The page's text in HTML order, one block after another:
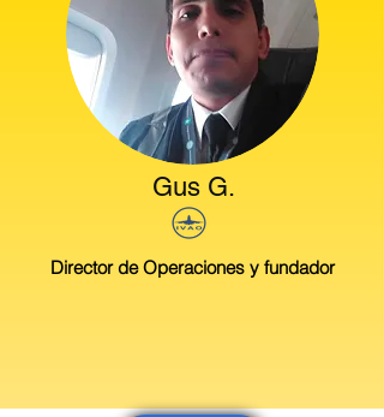
Gus G.
Director de Operaciones y fundador